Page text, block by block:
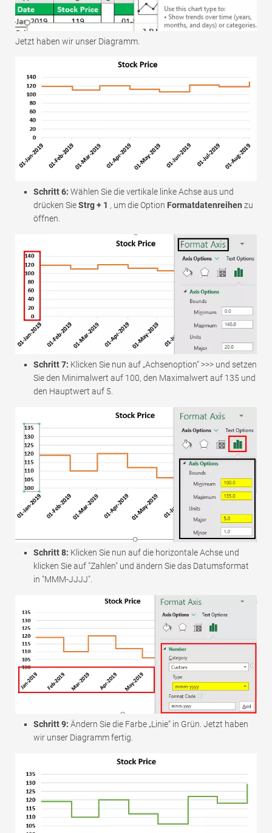
Jetzt haben wir unser Diagramm.
Schritt 6: Wählen Sie die vertikale linke Achse aus und
drücken SieStrg + 1 , um die Option Formatdatenreihen zu
öffnen.
Schritt 7: Klicken Sie nun auf „Achsenoption“ >>> und setzen
Sie den Minimalwert auf 100, den Maximalwert auf 135 und
den Hauptwert auf 5.
Schritt 8: Klicken Sie nun auf die horizontale Achse und
klicken Sie auf "Zahlen" und ändern Sie das Datumsformat
in "MMM-JJJJ".
Schritt 9: Ändern Sie die Farbe „Linie“ in Grün. Jetzt haben
wir unser Diagramm fertig.